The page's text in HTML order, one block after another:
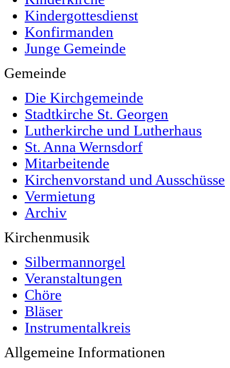
Kindergottesdienst
Konfirmanden
Junge Gemeinde
Gemeinde
Die Kirchgemeinde
Stadtkirche St. Georgen
Lutherkirche und Lutherhaus
St. Anna Wernsdorf
Mitarbeitende
Kirchenvorstand und Ausschüsse
Vermietung
Archiv
Kirchenmusik
Silbermannorgel
Veranstaltungen
Chöre
Bläser
Instrumentalkreis
Allgemeine Informationen